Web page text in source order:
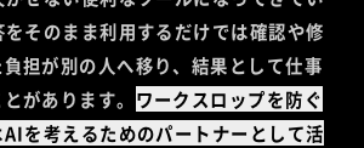
そのまま利用するだけでは確認や修
担が別の人へ移り、結果として仕事
があります。 ワークスロップを防ぐ
を考えるためのパートナーとして活